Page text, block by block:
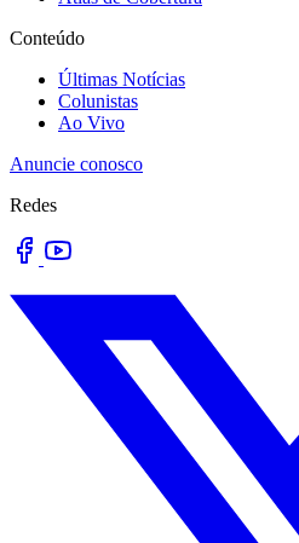
Conteúdo
Últimas Notícias
Colunistas
Ao Vivo
Anuncie conosco
Redes